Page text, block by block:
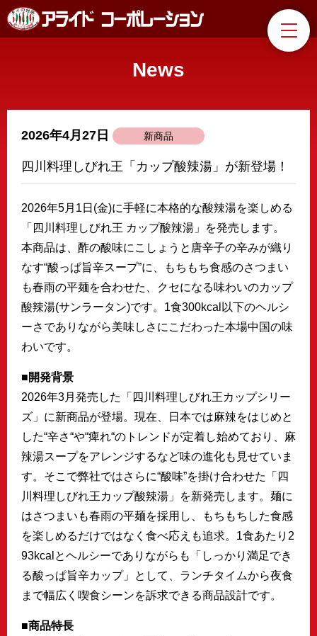
News
2026年4月27日 新商品
四川料理しびれ王「カップ酸辣湯」が新登場！
2026年5月1日(金)に手軽に本格的な酸辣湯を楽しめる
「四川料理しびれ王 カップ酸辣湯」を発売します。
本商品は、酢の酸味にこしょうと唐辛子の辛みが織り
なす“酸っぱ旨辛スープ”に、もちもち食感のさつまい
も春雨の平麺を合わせた、クセになる味わいのカップ
酸辣湯(サンラータン)です。1食300kcal以下のヘルシ
ーさでありながら美味しさにこだわった本場中国の味
わいです。
■開発背景
2026年3月発売した「四川料理しびれ王カップシリー
ズ」に新商品が登場。現在、日本では麻辣をはじめと
した“辛さ“や“痺れ“のトレンドが定着し始めており、麻
辣湯スープをアレンジするなど味の進化も見せていま
す。そこで弊社ではさらに“酸味”を掛け合わせた「四
川料理しびれ王カップ酸辣湯」を新発売します。麺に
はさつまいも春雨の平麺を採用し、もちもちした食感
を楽しめるだけではなく食べ応えも追求。1食あたり2
93kcalとヘルシーでありながらも「しっかり満足でき
る酸っぱ旨辛カップ」として、ランチタイムから夜食
まで幅広く喫食シーンを訴求できる商品設計です。
■商品特長